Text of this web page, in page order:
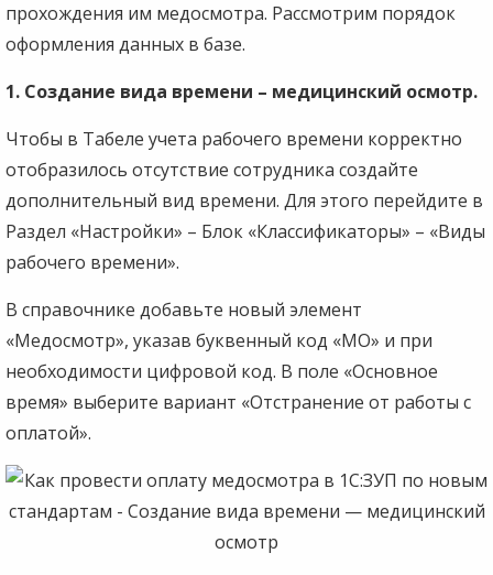
прохождения им медосмотра. Рассмотрим порядок
оформления данных в базе.
1. Создание вида времени – медицинский осмотр.
Чтобы в Табеле учета рабочего времени корректно
отобразилось отсутствие сотрудника создайте
дополнительный вид времени. Для этого перейдите в
Раздел «Настройки» – Блок «Классификаторы» – «Виды
рабочего времени».
В справочнике добавьте новый элемент
«Медосмотр», указав буквенный код «МО» и при
необходимости цифровой код. В поле «Основное
время» выберите вариант «Отстранение от работы с
оплатой».